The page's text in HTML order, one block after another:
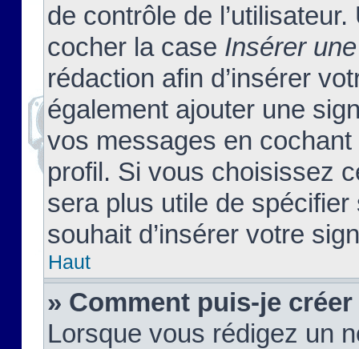
de contrôle de
cocher la case Insérer
rédaction afin d’insérer
également ajouter une
vos messages en
profil. Si vous choisissez
sera plus utile de
souhait d’insérer votre
Haut
» Comment puis-je
Lorsque vous rédigez un